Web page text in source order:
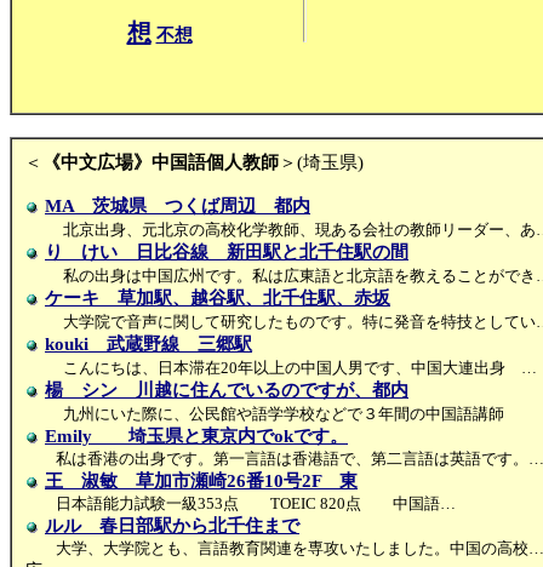
想 不想
＜ 《中文広場》中国語個人教師＞(埼玉県)
MA 茨城県 つくば周辺 都内
北京出身、元北京の高校化学教師、現ある会社の教師リーダー、
り けい 日比谷線 新田駅と北千住駅の間
私の出身は中国広州です。私は広東語と北京語を教えることがで
ケーキ 草加駅、越谷駅、北千住駅、赤坂
大学院で音声に関して研究したものです。特に発音を特技として
kouki 武蔵野線 三郷駅
こんにちは、日本滞在20年以上の中国人男です、中国大連出身 …
楊 シン 川越に住んでいるのですが、都内
九州にいた際に、公民館や語学学校などで３年間の中国語講師
Emily 埼玉県と東京内でokです。
私は香港の出身です。第一言語は香港語で、第二言語は英語です。…
王 淑敏 草加市瀬崎26番10号2F 東
日本語能力試験一級353点 TOEIC 820点 中国語…
ルル 春日部駅から北千住まで
大学、大学院とも、言語教育関連を専攻いたしました。中国の高校…